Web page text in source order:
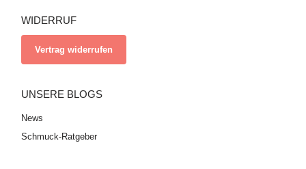
WIDERRUF
Vertrag widerrufen
UNSERE BLOGS
News
Schmuck-Ratgeber